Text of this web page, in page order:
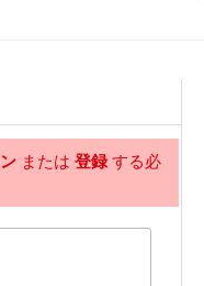
前 または 登録する必